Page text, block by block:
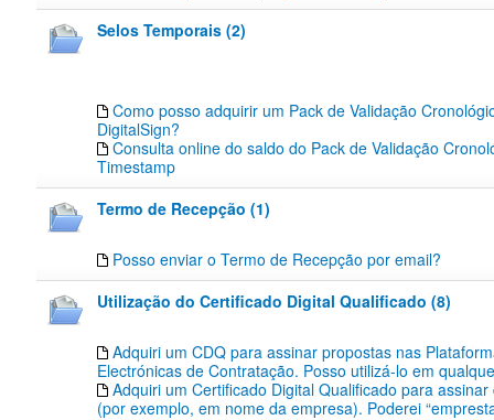
Selos Temporais (2)
Como posso adquirir um Pack de Validação
DigitalSign?
Consulta online do saldo do Pack de Validação
Timestamp
Termo de Recepção (1)
Posso enviar o Termo de Recepção por email?
Utilização do Certificado Digital Qualificado (8)
Adquiri um CDQ para assinar propostas nas
Electrónicas de Contratação. Posso utilizá-lo em
Adquiri um Certificado Digital Qualificado para
(por exemplo, em nome da empresa). Poderei